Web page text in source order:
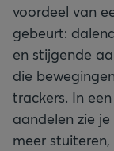
voordeel van
gebeurt:
en stijgende
die
trackers. In
aandelen zie
meer